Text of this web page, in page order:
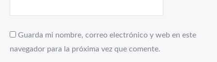
Guarda mi nombre, correo electrónico y web en este
navegador para la próxima vez que comente.